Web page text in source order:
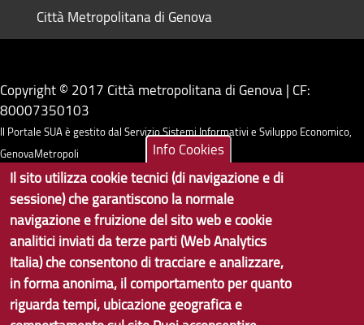
Città Metropolitana di Genova
Copyright © 2017 Città metropolitana di Genova | CF:
80007350103
Il Portale SUA è gestito dal Servizio Sistemi Informativi e Sviluppo Economico,
GenovaMetropoli
Tecnologie e Accessibilità
Contatti per il sito Web
Info Cookies
Il sito utilizza cookie tecnici (di navigazione e di
sessione) che garantiscono la normale
navigazione e fruizione del sito web e cookie
analitici inviati da terze parti (Web Analytics
Italia) che consentono di tracciare e analizzare,
in forma anonima, il comportamento per quanto
riguarda tempi, ubicazione geografica e